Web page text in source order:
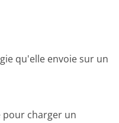
qu'elle envoie sur un
pour charger un